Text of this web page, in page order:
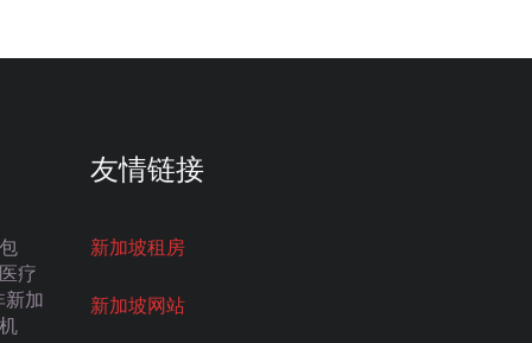
疗
新加
友情链接
新加坡租房
新加坡网站